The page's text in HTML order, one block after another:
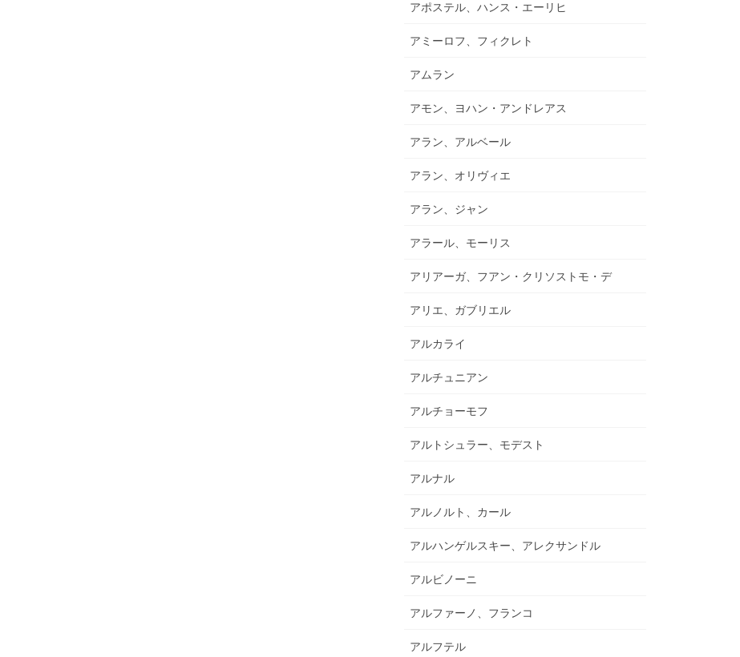
アポステル、ハンス・エーリヒ
アミーロフ、フィクレト
アムラン
アモン、ヨハン・アンドレアス
アラン、アルベール
アラン、オリヴィエ
アラン、ジャン
アラール、モーリス
アリアーガ、フアン・クリソストモ・デ
アリエ、ガブリエル
アルカライ
アルチュニアン
アルチョーモフ
アルトシュラー、モデスト
アルナル
アルノルト、カール
アルハンゲルスキー、アレクサンドル
アルビノーニ
アルファーノ、フランコ
アルフテル